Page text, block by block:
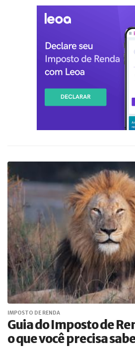
IMPOSTO DE RENDA
Guia do Imposto de
o que você precisa